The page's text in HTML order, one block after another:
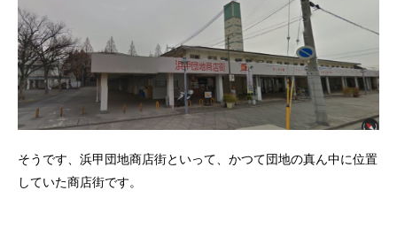
そうです、浜甲団地商店街といって、かつて団地の真ん中に位置
していた商店街です。